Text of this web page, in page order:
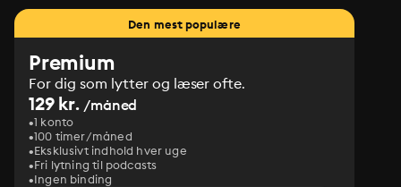
Den mest populære
Premium
For dig som lytter og læser ofte.
129 kr. /måned
1 konto
100 timer/måned
Eksklusivt indhold hver uge
Fri lytning til podcasts
Ingen binding